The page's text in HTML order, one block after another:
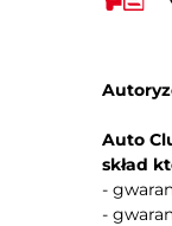
Auto
skład
-
-